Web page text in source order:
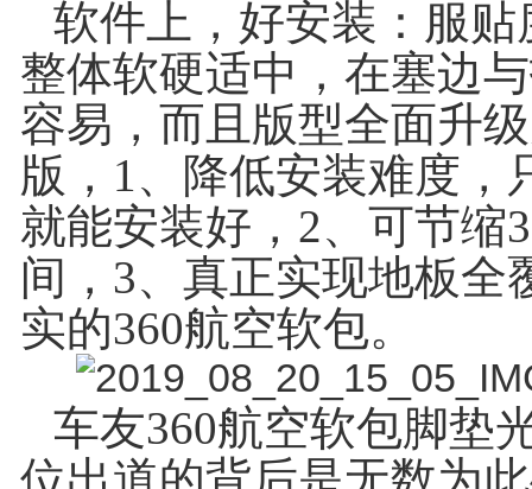
软件上，好安装：服贴
整体软硬适中，在塞边
容易，而且版型全面升
版，1、降低安装难度，
就能安装好，2、可节缩
间，3、真正实现地板全
实的360航空软包。
车友360航空软包脚垫